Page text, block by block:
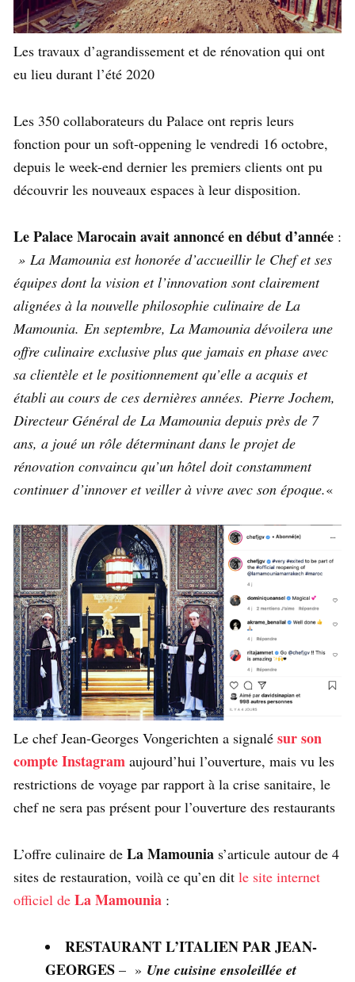
Les travaux d’agrandissement et de rénovation qui ont
eu lieu durant l’été 2020
Les 350 collaborateurs du Palace ont repris leurs
fonction pour un soft-oppening le vendredi 16 octobre,
depuis le week-end dernier les premiers clients ont pu
découvrir les nouveaux espaces à leur disposition.
Le Palace Marocain avait annoncé en début d’année :
» La Mamounia est honorée d’accueillir le Chef et ses
équipes dont la vision et l’innovation sont clairement
alignées à la nouvelle philosophie culinaire de La
Mamounia. En septembre, La Mamounia dévoilera une
offre culinaire exclusive plus que jamais en phase avec
sa clientèle et le positionnement qu’elle a acquis et
établi au cours de ces dernières années. Pierre Jochem,
Directeur Général de La Mamounia depuis près de 7
ans, a joué un rôle déterminant dans le projet de
rénovation convaincu qu’un hôtel doit constamment
continuer d’innover et veiller à vivre avec son époque.«
Le chef Jean-Georges Vongerichten a signalé sur son
compte Instagram aujourd’hui l’ouverture, mais vu les
restrictions de voyage par rapport à la crise sanitaire, le
chef ne sera pas présent pour l’ouverture des restaurants
L’offre culinaire de La Mamounia s’articule autour de 4
sites de restauration, voilà ce qu’en dit le site internet
officiel de La Mamounia :
RESTAURANT L’ITALIEN PAR JEAN-
GEORGES – » Une cuisine ensoleillée et